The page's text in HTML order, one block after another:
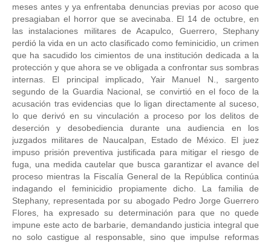
meses antes y ya enfrentaba denuncias previas por acoso que
presagiaban el horror que se avecinaba. El 14 de octubre, en
las instalaciones militares de Acapulco, Guerrero, Stephany
perdió la vida en un acto clasificado como feminicidio, un crimen
que ha sacudido los cimientos de una institución dedicada a la
protección y que ahora se ve obligada a confrontar sus sombras
internas. El principal implicado, Yair Manuel N., sargento
segundo de la Guardia Nacional, se convirtió en el foco de la
acusación tras evidencias que lo ligan directamente al suceso,
lo que derivó en su vinculación a proceso por los delitos de
deserción y desobediencia durante una audiencia en los
juzgados militares de Naucalpan, Estado de México. El juez
impuso prisión preventiva justificada para mitigar el riesgo de
fuga, una medida cautelar que busca garantizar el avance del
proceso mientras la Fiscalía General de la República continúa
indagando el feminicidio propiamente dicho. La familia de
Stephany, representada por su abogado Pedro Jorge Guerrero
Flores, ha expresado su determinación para que no quede
impune este acto de barbarie, demandando justicia integral que
no solo castigue al responsable, sino que impulse reformas